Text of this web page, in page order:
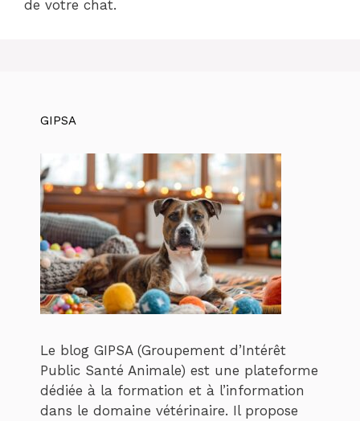
de votre chat.
GIPSA
Le blog GIPSA (Groupement d’Intérêt
Public Santé Animale) est une plateforme
dédiée à la formation et à l’information
dans le domaine vétérinaire. Il propose